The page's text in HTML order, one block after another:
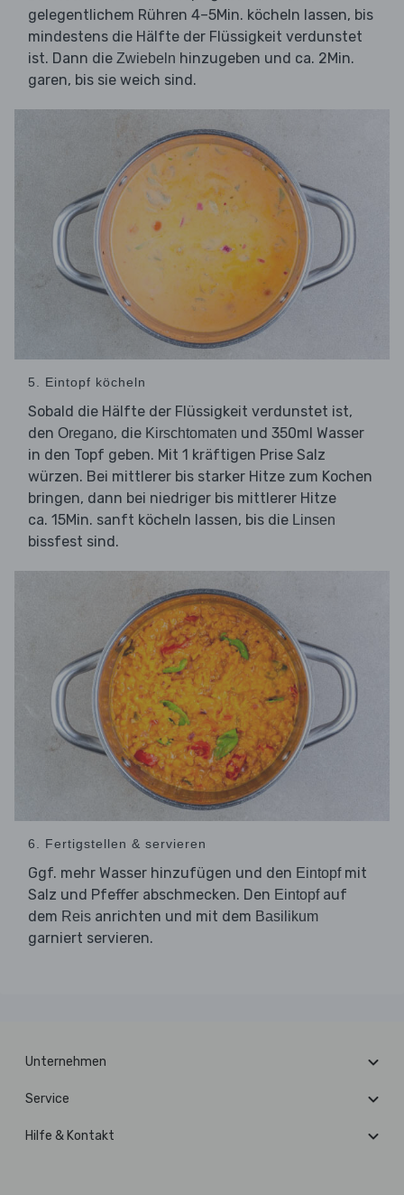
gelegentlichem Rühren 4–5Min. köcheln lassen, bis
mindestens die Hälfte der Flüssigkeit verdunstet
ist. Dann die Zwiebeln hinzugeben und ca. 2Min.
garen, bis sie weich sind.
5. Eintopf köcheln
Sobald die Hälfte der Flüssigkeit verdunstet ist,
den Oregano, die Kirschtomaten und 350ml Wasser
in den Topf geben. Mit 1 kräftigen Prise Salz
würzen. Bei mittlerer bis starker Hitze zum Kochen
bringen, dann bei niedriger bis mittlerer Hitze
ca. 15Min. sanft köcheln lassen, bis die Linsen
bissfest sind.
6. Fertigstellen & servieren
Ggf. mehr Wasser hinzufügen und den Eintopfmit
Salz und Pfeffer abschmecken. Den Eintopfauf
dem Reis anrichten und mit dem Basilikum
garniert servieren.
Unternehmen
Service
Hilfe & Kontakt